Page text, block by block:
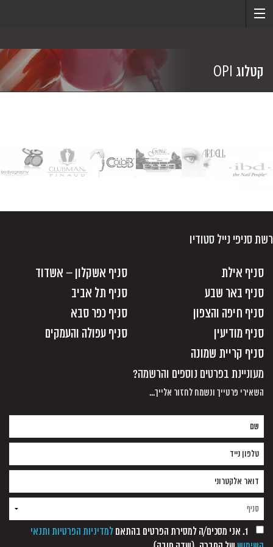
קטלוג OPI
רשת סניפי נייל סטודיו
סניף אילת
סניף אשקלון – אשדוד
סניף באר שבע
סניף תל אביב
סניף חיפה והצפון
סניף כפר סבא
סניף מודיעין
סניף עפולה והעמקים
סניף קריית שמונה
מעוניינת בפרטים נוספים והרשמה?
השאירי פרטייך ונשמח לחזור אלייך...
1. אני מסכים/ה למסירת הפרטים בהתאם
למדיניות הפרטיות ותנאי